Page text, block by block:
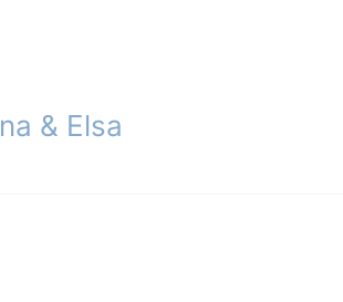
& Elsa